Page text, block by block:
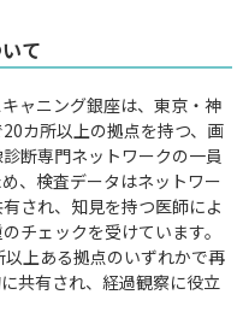
て
ャニング銀座は、東京・神
カ所以上の拠点を持つ、画
断専門ネットワークの一員
、検査データはネットワー
され、知見を持つ医師によ
チェックを受けています。
以上ある拠点のいずれかで再
共有され、経過観察に役立